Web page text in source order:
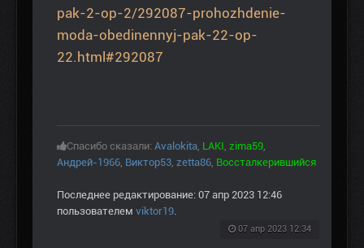
pak-2-op-2/292087-prohozhdenie-
moda-obedinennyj-pak-22-op-
22.html#292087
Спасибо сказали: Avalokita LAKI zima59
Андрей-1966 Виктор53 zetta86 Воссталкерившийся
Последнее редактирование: 07 апр 2023 12:46
пользователем viktor19
07 апр 2023 12:34